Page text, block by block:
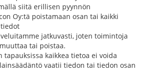
siitä erillisen pyynnön
Oy:tä poistamaan osan tai kaikki
jatkuvasti, joten toimintoja
tai poistaa.
tapauksissa kaikkea tietoa ei voida
vaatii tiedon tai tiedon osan